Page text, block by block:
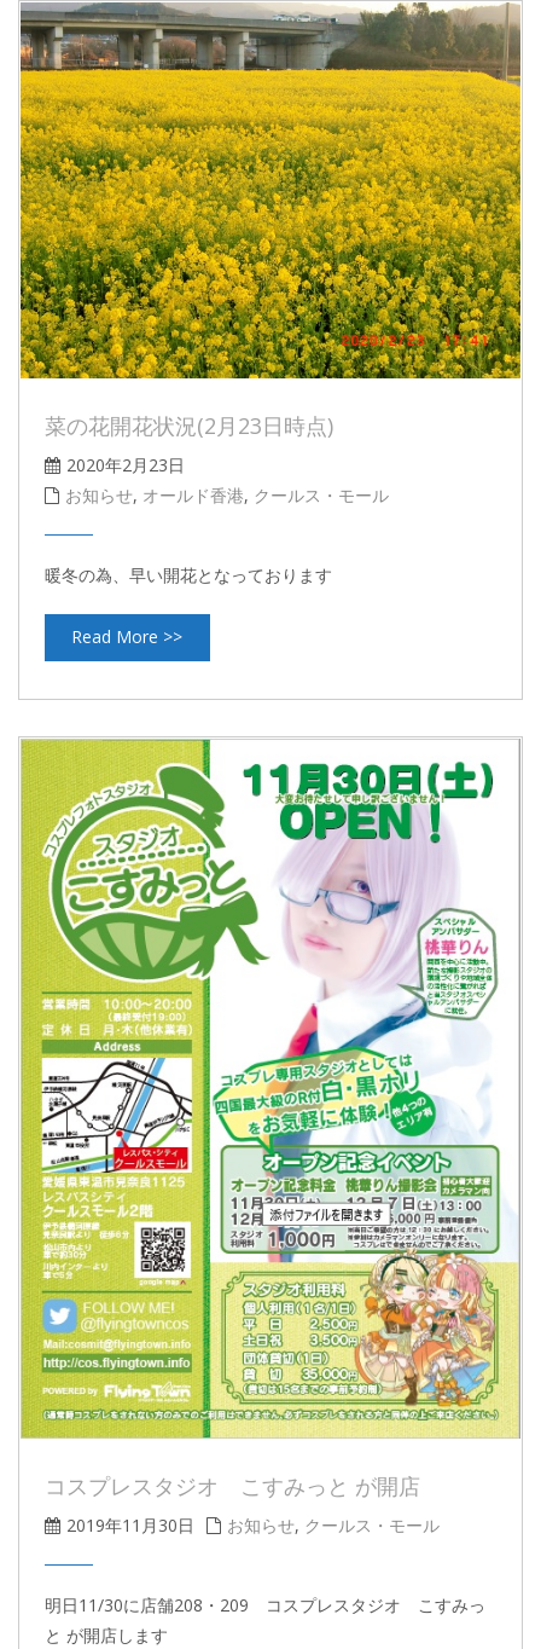
菜の花開花状況(2月23日時点)
2020年2月23日
お知らせ, オールド香港, クールス・モール
暖冬の為、早い開花となっております
Read More >>
コスプレスタジオ こすみっと が開店
2019年11月30日 お知らせ, クールス・モール
明日11/30に店舗208・209 コスプレスタジオ こすみっ
と が開店します